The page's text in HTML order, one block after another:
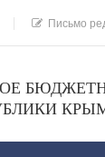
Письмо